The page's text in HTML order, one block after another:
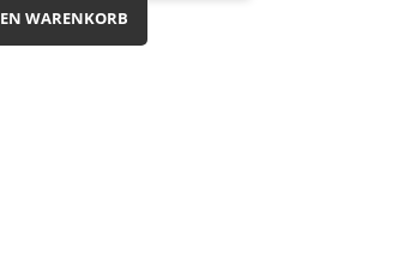
WARENKORB